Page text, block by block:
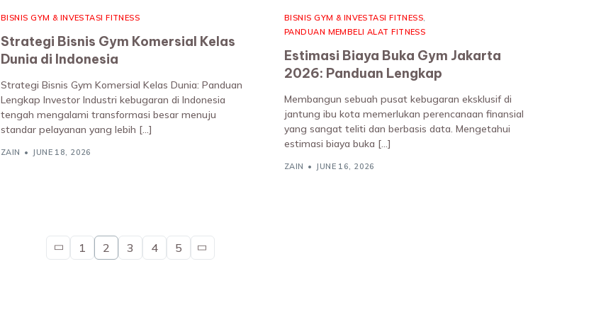
BISNIS GYM & INVESTASI FITNESS
Strategi Bisnis Gym Komersial Kelas
Dunia di Indonesia
Strategi Bisnis Gym Komersial Kelas Dunia: Panduan
Lengkap Investor Industri kebugaran di Indonesia
tengah mengalami transformasi besar menuju
standar pelayanan yang lebih […]
ZAIN JUNE 18, 2026
BISNIS GYM & INVESTASI FITNESS
PANDUAN MEMBELI ALAT FITNESS
Estimasi Biaya Buka Gym Jakarta
2026: Panduan Lengkap
Membangun sebuah pusat kebugaran eksklusif di
jantung ibu kota memerlukan perencanaan finansial
yang sangat teliti dan berbasis data. Mengetahui
estimasi biaya buka […]
ZAIN JUNE 16, 2026
1 2 3 4 5